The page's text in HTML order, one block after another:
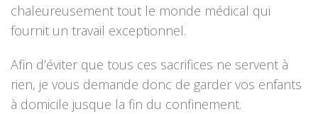
chaleureusement tout le monde médical qui
fournit un travail exceptionnel.
Afin d’éviter que tous ces sacrifices ne servent à
rien, je vous demande donc de garder vos enfants
à domicile jusque la fin du confinement.